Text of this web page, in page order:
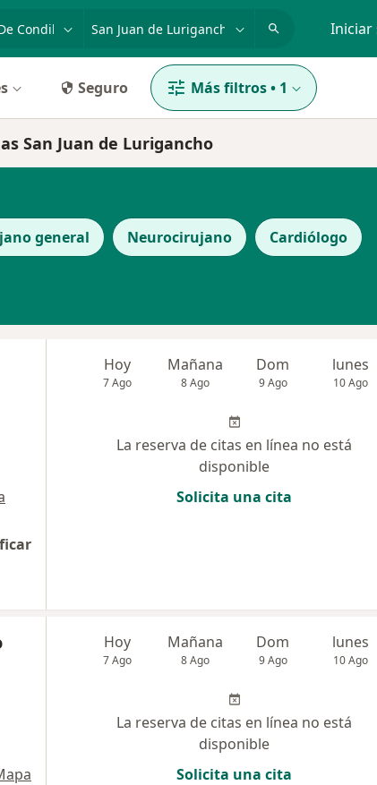
Iniciar
Seguro Más filtros• 1
San Juan de Lurigancho
general Neurocirujano Cardiólogo
Hoy
7 Ago
Mañana
8 Ago
Dom
9 Ago
lunes
10 Ago
La reserva de citas en línea no está
disponible
Solicita una cita
Hoy
7 Ago
Mañana
8 Ago
Dom
9 Ago
lunes
10 Ago
La reserva de citas en línea no está
disponible
Solicita una cita